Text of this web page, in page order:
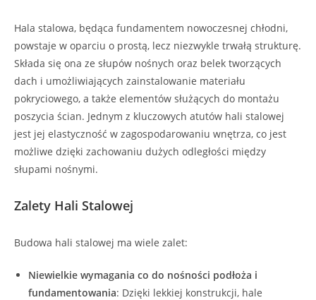
Hala stalowa, będąca fundamentem nowoczesnej chłodni,
powstaje w oparciu o prostą, lecz niezwykle trwałą strukturę.
Składa się ona ze słupów nośnych oraz belek tworzących
dach i umożliwiających zainstalowanie materiału
pokryciowego, a także elementów służących do montażu
poszycia ścian. Jednym z kluczowych atutów hali stalowej
jest jej elastyczność w zagospodarowaniu wnętrza, co jest
możliwe dzięki zachowaniu dużych odległości między
słupami nośnymi.
Zalety Hali Stalowej
Budowa hali stalowej ma wiele zalet:
Niewielkie wymagania co do nośności podłoża i
fundamentowania: Dzięki lekkiej konstrukcji, hale